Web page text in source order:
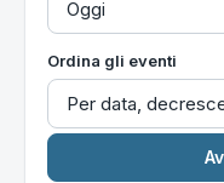
Ordina gli eventi